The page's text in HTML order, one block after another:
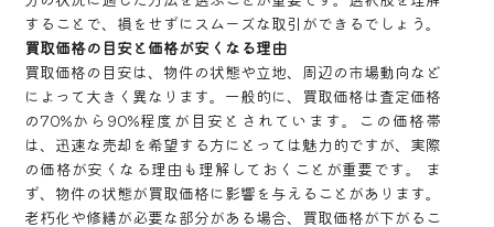
することで、損をせずにスムーズな取引ができるでしょう。
買取価格の目安と価格が安くなる理由
買取価格の目安は、物件の状態や立地、周辺の市場動向など
によって大きく異なります。一般的に、買取価格は査定価格
の70%から90%程度が目安とされています。この価格帯
は、迅速な売却を希望する方にとっては魅力的ですが、実際
の価格が安くなる理由も理解しておくことが重要です。 ま
ず、物件の状態が買取価格に影響を与えることがあります。
老朽化や修繕が必要な部分がある場合、買取価格が下がるこ